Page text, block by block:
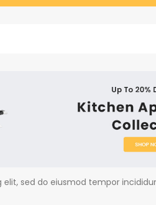
sed do eiusmod tempor